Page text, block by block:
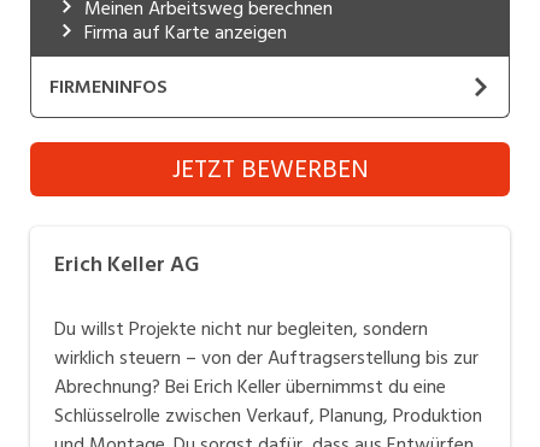
Industrie, Maschinenbau, Anlagenbau,
Produktion
Informatik, Telekommunikation
Kaufm. Berufe, Kundendienst, Verwaltung
Körperpflege, Wellness
Marketing, Kommunikation, Medien, Druck
Medizin, Gesundheitswesen, Pflege
Verkauf, Handel, Kundenberatung,
Aussendienst
Meinen Arbeitsweg berechnen
Firma auf Karte anzeigen
FIRMENINFOS
Erich Keller AG
Website
Die Erich Keller AG ist eine führende Schweizer
Sulgen. Im Fokus stehen hochwertige,
technologisch ausgereifte Produkte, Möbel und
Klimasysteme, welche national und international
vertrieben werden.
Sie freuen sich für unsere Kunden persönliche
JETZT BEWERBEN
Erich Keller AG
Du willst Projekte nicht nur begleiten, sondern
wirklich steuern – von der Auftragserstellung bis zur
Abrechnung? Bei Erich Keller übernimmst du eine
Schlüsselrolle zwischen Verkauf, Planung, Produktion